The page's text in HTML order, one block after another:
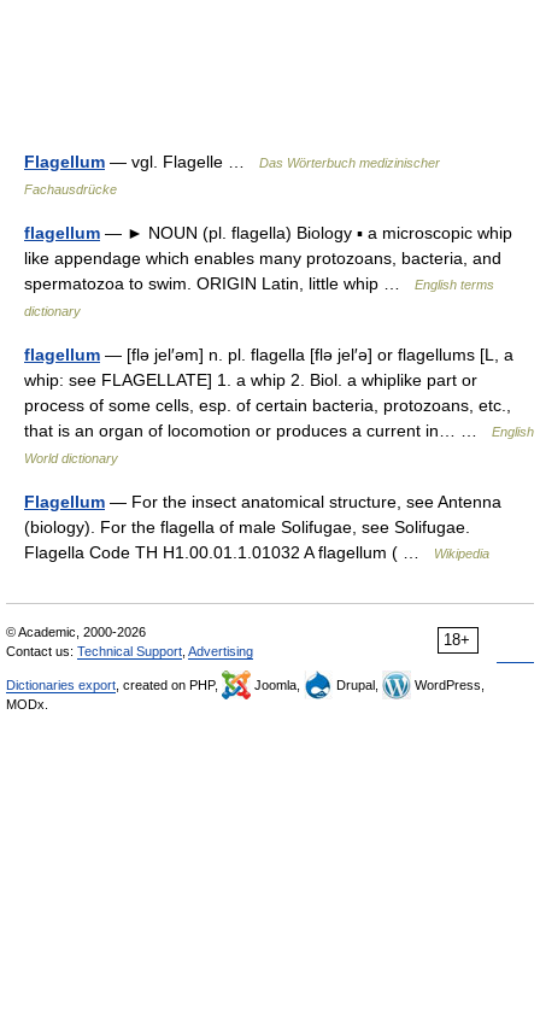
Flagellum — vgl. Flagelle …
Das Wörterbuch medizinischer
Fachausdrücke
flagellum — ► NOUN (pl. flagella) Biology ▪ a microscopic whip
like appendage which enables many protozoans, bacteria, and
spermatozoa to swim. ORIGIN Latin, little whip …
English terms
dictionary
flagellum — [flə jel′əm] n. pl. flagella [flə jel′ə] or flagellums [L, a
whip: see FLAGELLATE] 1. a whip 2. Biol. a whiplike part or
process of some cells, esp. of certain bacteria, protozoans, etc.,
that is an organ of locomotion or produces a current in… …
English
World dictionary
Flagellum — For the insect anatomical structure, see Antenna
(biology). For the flagella of male Solifugae, see Solifugae.
Flagella Code TH H1.00.01.1.01032 A flagellum ( …
Wikipedia
18+
© Academic, 2000-2026
Contact us: Technical Support Advertising
Dictionaries export , created on PHP, Joomla, Drupal,
WordPress,
MODx.